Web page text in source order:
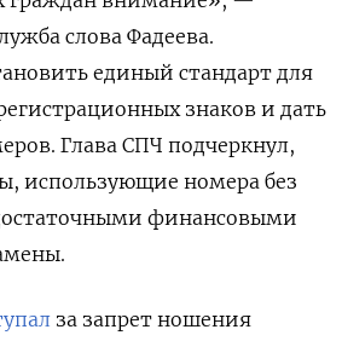
слова Фадеева.
единый стандарт для
знаков и дать
Глава СПЧ подчеркнул,
использующие номера без
финансовыми
за запрет ношения